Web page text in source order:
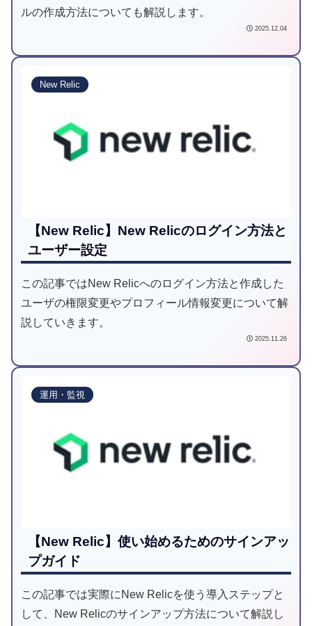
ルの作成方法についても解説します。
2025.12.04
New Relic
【New Relic】New Relicのログイン方法と
ユーザー設定
この記事ではNew Relicへのログイン方法と作成した
ユーザの権限変更やプロフィール情報変更について解
説していきます。
2025.11.26
運用・監視
【New Relic】使い始めるためのサインアッ
プガイド
この記事では実際にNew Relicを使う導入ステップと
して、New Relicのサインアップ方法について解説し